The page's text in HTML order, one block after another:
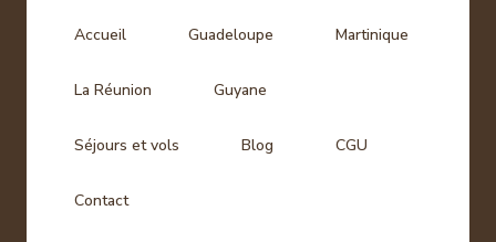
Accueil Guadeloupe Martinique
La Réunion Guyane
Séjours et vols Blog CGU
Contact